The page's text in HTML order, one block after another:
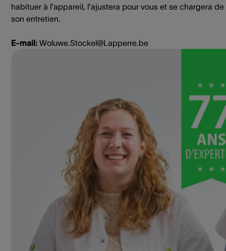
habituer à l'appareil, l'ajustera pour vous et se chargera de
son entretien.
E-mail: Woluwe.Stockel@Lapperre.be